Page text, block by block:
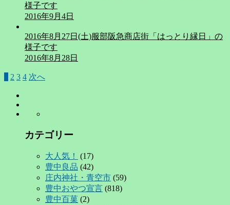
様子です
2016年9月4日
2016年8月27日(土)服部阪急商店街「はっとり縁日」の
様子です
2016年8月28日
投
2 3 4 次へ
カテゴリー
大人気！
(17)
豊中良品 (42)
庄内神社・青空市 (59)
豊中おやつ宣言 (818)
豊中百菓 (2)